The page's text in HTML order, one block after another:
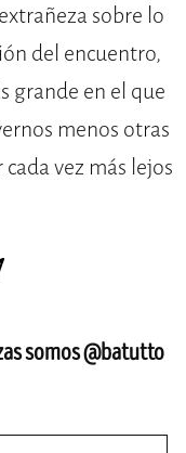
sobre lo
del encuentro,
grande en el que
menos otras
vez más lejos
somos @batutto